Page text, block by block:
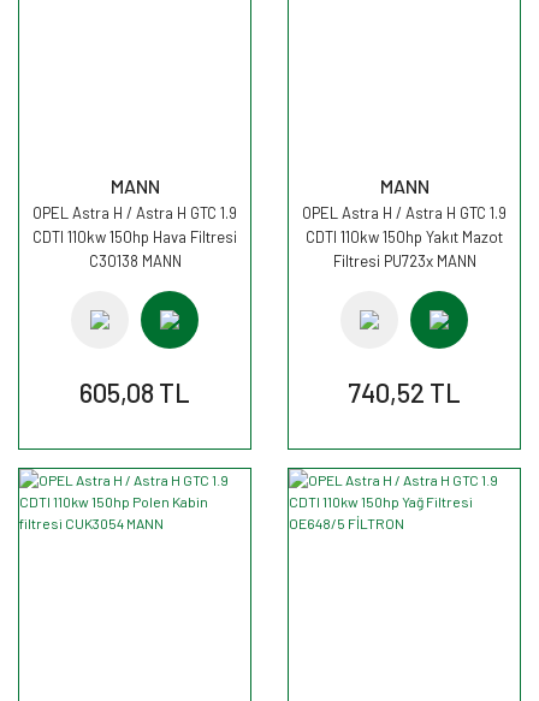
MANN
OPEL Astra H / Astra H GTC 1.9
CDTI 110kw 150hp Hava Filtresi
C30138 MANN
605,08 TL
MANN
OPEL Astra H / Astra H GTC 1.9
CDTI 110kw 150hp Yakıt Mazot
Filtresi PU723x MANN
740,52 TL